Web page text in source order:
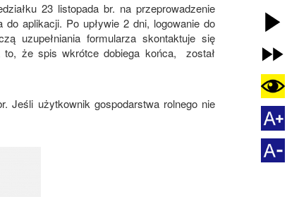
23 listopada br. na przeprowadzenie
aplikacji. Po upływie 2 dni, logowanie do
uzupełniania formularza skontaktuje się
że spis wkrótce dobiega końca, został
Jeśli użytkownik gospodarstwa rolnego nie